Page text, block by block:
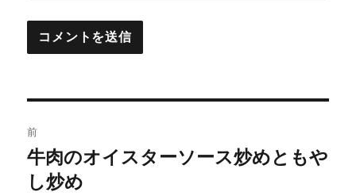
稿
ナ
前
前
の
牛肉のオイスターソース炒めともや
し炒め